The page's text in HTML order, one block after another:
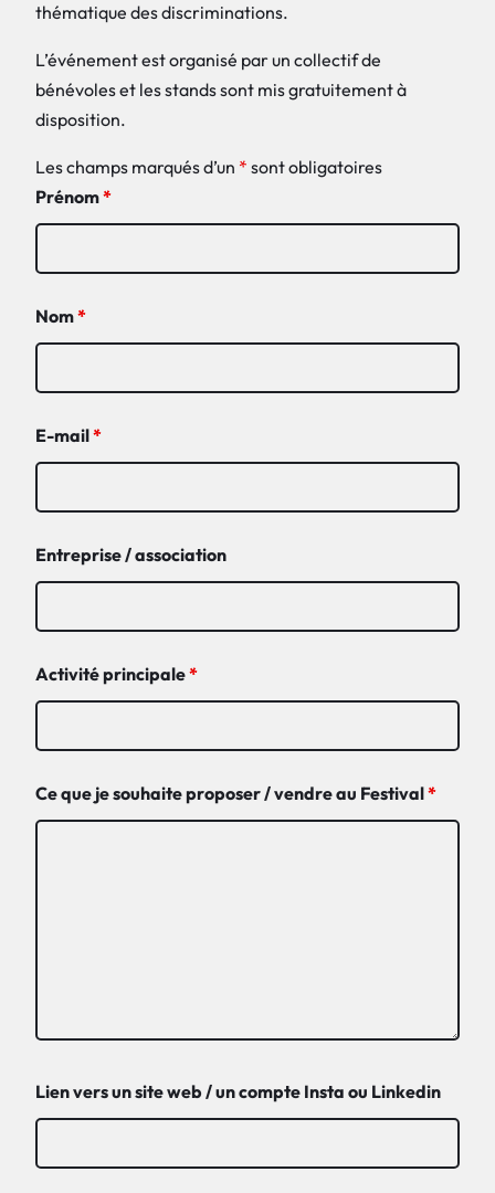
thématique des discriminations.
L’événement est organisé par un collectif de
bénévoles et les stands sont mis gratuitement à
disposition.
Les champs marqués d’un * sont obligatoires
Prénom*
Nom*
E-mail*
Entreprise / association
Activité principale*
Ce que je souhaite proposer / vendre au Festival*
Lien vers un site web / un compte Insta ou Linkedin